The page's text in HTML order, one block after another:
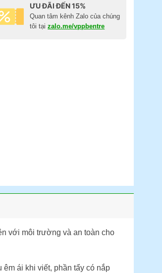
ƯU ĐÃI ĐẾN 15%
Quan tâm kênh Zalo của chúng
tôi tạizalo.me/vppbentre
với môi trường và an toàn cho
ái khi viết, phần tẩy có nắp